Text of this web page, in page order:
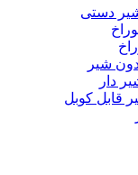
شیر دستی
شیر
دار
قابل کوبل